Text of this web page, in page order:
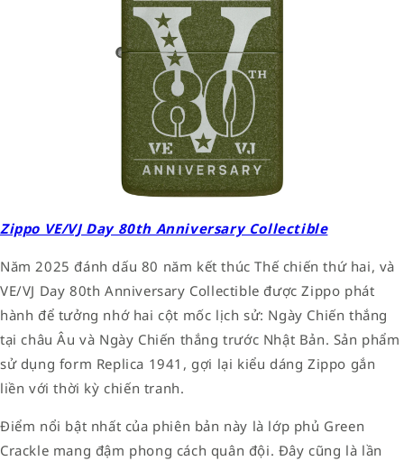
Zippo VE/VJ Day 80th Anniversary Collectible
Năm 2025 đánh dấu 80 năm kết thúc Thế chiến thứ hai, và
VE/VJ Day 80th Anniversary Collectible được Zippo phát
hành để tưởng nhớ hai cột mốc lịch sử: Ngày Chiến thắng
tại châu Âu và Ngày Chiến thắng trước Nhật Bản. Sản phẩm
sử dụng form Replica 1941, gợi lại kiểu dáng Zippo gắn
liền với thời kỳ chiến tranh.
Điểm nổi bật nhất của phiên bản này là lớp phủ Green
Crackle mang đậm phong cách quân đội. Đây cũng là lần